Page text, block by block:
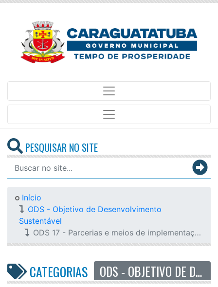
PESQUISAR NO SITE
Início
ODS - Objetivo de Desenvolvimento
Sustentável
ODS 17 - Parcerias e meios de implementação
CATEGORIAS ODS - OBJETIVO DE DESENVOLVIMENTO SUSTENTÁVEL